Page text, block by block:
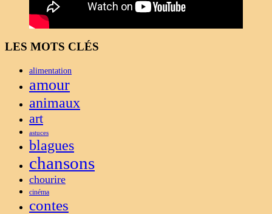
LES MOTS CLÉS
alimentation
amour
animaux
art
astuces
blagues
chansons
chourire
cinéma
contes